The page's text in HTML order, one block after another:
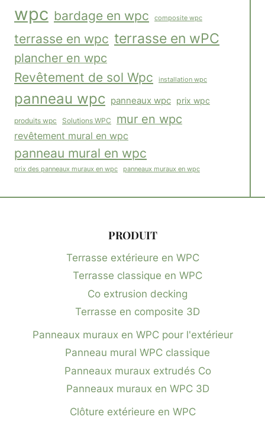
wpc bardage en wpc composite wpc
terrasse en wpc terrasse en wPC
plancher en wpc
Revêtement de sol Wpc installation wpc
panneau wpc panneaux wpc prix wpc
produits wpc Solutions WPC mur en wpc
revêtement mural en wpc
panneau mural en wpc
prix des panneaux muraux en wpc panneaux muraux en wpc
PRODUIT
Terrasse extérieure en WPC
Terrasse classique en WPC
Co extrusion decking
Terrasse en composite 3D
Panneaux muraux en WPC pour l'extérieur
Panneau mural WPC classique
Panneaux muraux extrudés Co
Panneaux muraux en WPC 3D
Clôture extérieure en WPC